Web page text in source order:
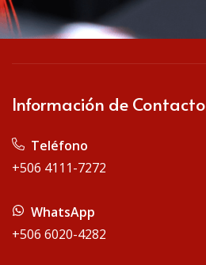
Información de Contacto
Teléfono
+506 4111-7272
WhatsApp
+506 6020-4282